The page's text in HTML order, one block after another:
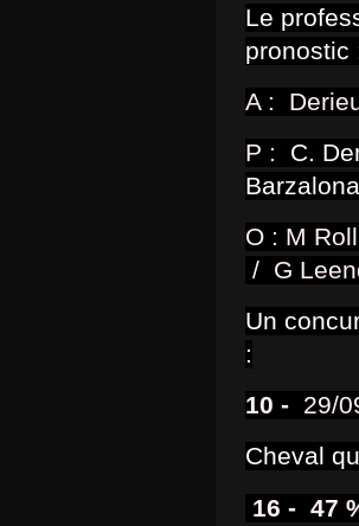
Le
pronostic
A :
P : C.
Barzalona
O : M
/ G
Un
:
10 - 29/
Cheval
16 - 47